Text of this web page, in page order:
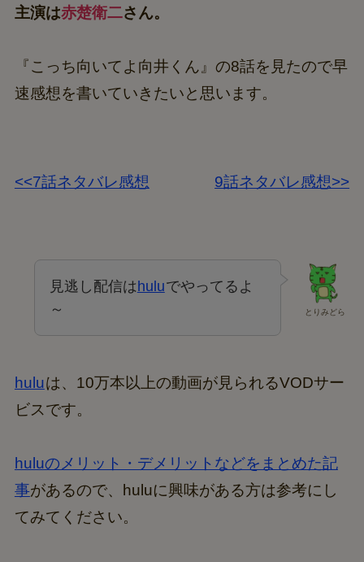
主演は赤楚衛二さん。
『こっち向いてよ向井くん』の8話を見たので早
速感想を書いていきたいと思います。
<<7話ネタバレ感想 9話ネタバレ感想>>
とりみどら
見逃し配信はhuluでやってるよ
～
huluは、10万本以上の動画が見られるVODサー
ビスです。
huluのメリット・デメリットなどをまとめた記
事があるので、huluに興味がある方は参考にし
てみてください。